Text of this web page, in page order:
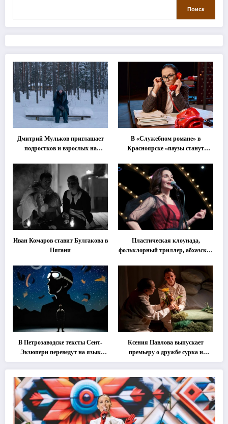
Поиск
Дмитрий Мульков приглашает
подростков и взрослых на
В «Служебном романе» в
Красноярске «паузы станут
Иван Комаров ставит Булгакова в
Нягани
Пластическая клоунада,
фольклорный триллер, абхазская
втором этапе фестиваля
«Монокль»
В Петрозаводске тексты Сент-
Экзюпери переведут на язык
современной хореографии
Ксения Павлова выпускает
премьеру о дружбе сурка и
одуванчика